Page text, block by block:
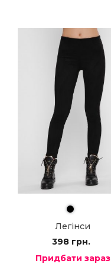
Легінси
398 грн.
Придбати зараз